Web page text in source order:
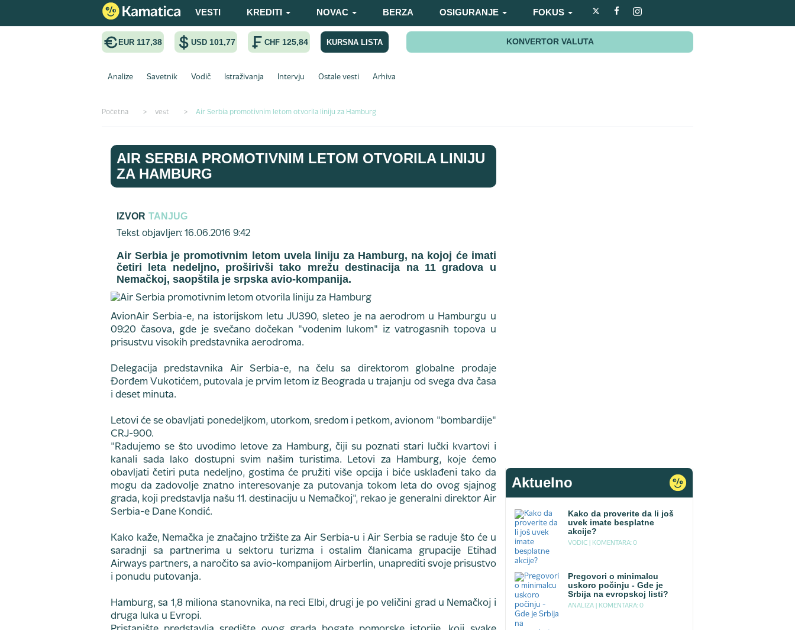
VESTI KREDITI NOVAC BERZA OSIGURANJE FOKUS
EUR 117,38 USD 101,77 CHF 125,84 KURSNA LISTA KONVERTOR VALUTA
Analize Savetnik Vodič Istraživanja Intervju Ostale vesti Arhiva
Početna > vest > Air Serbia promotivnim letom otvorila liniju za Hamburg
AIR SERBIA PROMOTIVNIM LETOM OTVORILA LINIJU
ZA HAMBURG
IZVOR TANJUG
Tekst objavljen: 16.06.2016 9:42
Air Serbia je promotivnim letom uvela liniju za Hamburg, na kojoj će imati
četiri leta nedeljno, proširivši tako mrežu destinacija na 11 gradova u
Nemačkoj, saopštila je srpska avio-kompanija.
AvionAir Serbia-e, na istorijskom letu JU390, sleteo je na aerodrom u Hamburgu u
09:20 časova, gde je svečano dočekan "vodenim lukom" iz vatrogasnih topova u
prisustvu visokih predstavnika aerodroma.
Delegacija predstavnika Air Serbia-e, na čelu sa direktorom globalne prodaje
Đorđem Vukotićem, putovala je prvim letom iz Beograda u trajanju od svega dva časa
i deset minuta.
Letovi će se obavljati ponedeljkom, utorkom, sredom i petkom, avionom "bombardije"
CRJ-900.
"Radujemo se što uvodimo letove za Hamburg, čiji su poznati stari lučki kvartovi i
kanali sada lako dostupni svim našim turistima. Letovi za Hamburg, koje ćemo
obavljati četiri puta nedeljno, gostima će pružiti više opcija i biće usklađeni tako da
mogu da zadovolje znatno interesovanje za putovanja tokom leta do ovog sjajnog
grada, koji predstavlja našu 11. destinaciju u Nemačkoj", rekao je generalni direktor Air
Serbia-e Dane Kondić.
Kako kaže, Nemačka je značajno tržište za Air Serbia-u i Air Serbia se raduje što će u
saradnji sa partnerima u sektoru turizma i ostalim članicama grupacije Etihad
Airways partners, a naročito sa avio-kompanijom Airberlin, unaprediti svoje prisustvo
i ponudu putovanja.
Hamburg, sa 1,8 miliona stanovnika, na reci Elbi, drugi je po veličini grad u Nemačkoj i
druga luka u Evropi.
Aktuelno
Kako da proverite da li još
uvek imate besplatne
akcije?
VODIC | KOMENTARA: 0
Pregovori o minimalcu
uskoro počinju - Gde je
Srbija na evropskoj listi?
ANALIZA | KOMENTARA: 0